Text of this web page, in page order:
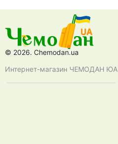
© 2026. Chemodan.ua
Интернет-магазин ЧЕМОДАН ЮА